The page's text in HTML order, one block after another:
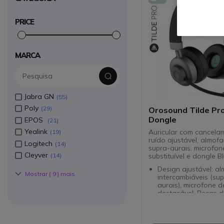
Orosound Tilde
Dongle
Auricular com
ruído ajustável,
supra-aurais,
substituível e dongle
Design ajustável:
intercambiáveis
aurais), microfone
destacável. Peças
PRICE
MARCA
Jabra GN 55
Poly 29
EPOS 21
Yealink 19
Logitech 14
Cleyver 14
Mostrar ( 9 ) mais